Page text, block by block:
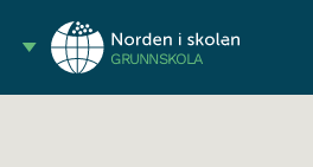
GRUNNSKOLA